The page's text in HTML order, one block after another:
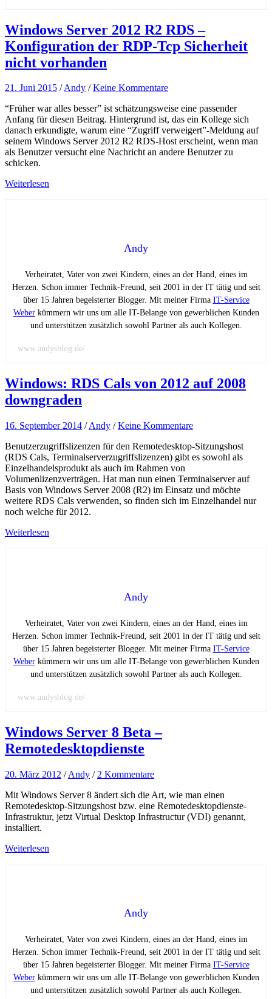
Windows Server 2012 R2 RDS –
Konfiguration der RDP-Tcp Sicherheit
nicht vorhanden
21. Juni 2015 /Andy /Keine Kommentare
“Früher war alles besser” ist schätzungsweise eine passender
Anfang für diesen Beitrag. Hintergrund ist, das ein Kollege sich
danach erkundigte, warum eine “Zugriff verweigert”-Meldung auf
seinem Windows Server 2012 R2 RDS-Host erscheint, wenn man
als Benutzer versucht eine Nachricht an andere Benutzer zu
schicken.
Weiterlesen
Andy
Verheiratet, Vater von zwei Kindern, eines an der Hand, eines im
Herzen. Schon immer Technik-Freund, seit 2001 in der IT tätig und seit
über 15 Jahren begeisterter Blogger. Mit meiner Firma IT-Service
Weberkümmern wir uns um alle IT-Belange von gewerblichen Kunden
und unterstützen zusätzlich sowohl Partner als auch Kollegen.
www.andysblog.de/
Windows: RDS Cals von 2012 auf 2008
downgraden
16. September 2014 /Andy /Keine Kommentare
Benutzerzugriffslizenzen für den Remotedesktop-Sitzungshost
(RDS Cals, Terminalserverzugriffslizenzen) gibt es sowohl als
Einzelhandelsprodukt als auch im Rahmen von
Volumenlizenzverträgen. Hat man nun einen Terminalserver auf
Basis von Windows Server 2008 (R2) im Einsatz und möchte
weitere RDS Cals verwenden, so finden sich im Einzelhandel nur
noch welche für 2012.
Weiterlesen
Andy
Verheiratet, Vater von zwei Kindern, eines an der Hand, eines im
Herzen. Schon immer Technik-Freund, seit 2001 in der IT tätig und seit
über 15 Jahren begeisterter Blogger. Mit meiner Firma IT-Service
Weberkümmern wir uns um alle IT-Belange von gewerblichen Kunden
und unterstützen zusätzlich sowohl Partner als auch Kollegen.
www.andysblog.de/
Windows Server 8 Beta –
Remotedesktopdienste
20. März 2012 /Andy / 2 Kommentare
Mit Windows Server 8 ändert sich die Art, wie man einen
Remotedesktop-Sitzungshost bzw. eine Remotedesktopdienste-
Infrastruktur, jetzt Virtual Desktop Infrastructur (VDI) genannt,
installiert.
Weiterlesen
Andy
Verheiratet, Vater von zwei Kindern, eines an der Hand, eines im
Herzen. Schon immer Technik-Freund, seit 2001 in der IT tätig und seit
über 15 Jahren begeisterter Blogger. Mit meiner Firma IT-Service
Weberkümmern wir uns um alle IT-Belange von gewerblichen Kunden
und unterstützen zusätzlich sowohl Partner als auch Kollegen.